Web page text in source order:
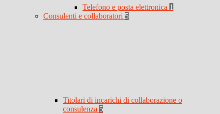
Telefono e posta elettronica 1
Consulenti e collaboratori 5
Titolari di incarichi di collaborazione o
consulenza 5